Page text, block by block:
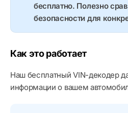
бесплатно. Полезно
безопасности для
Как это работает
Наш бесплатный VIN-декодер
информации о вашем